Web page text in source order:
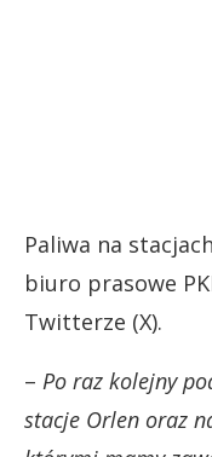
Paliwa na
biuro prasowe
Twitterze (X).
– Po raz kolejny
stacje Orlen oraz